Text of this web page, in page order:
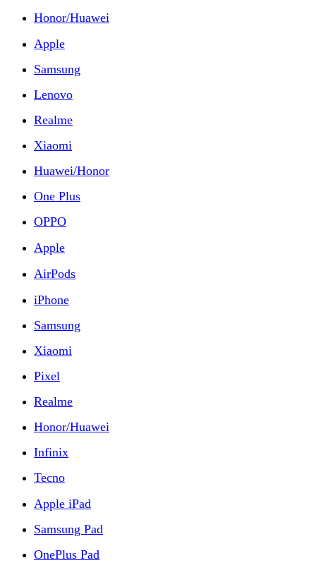
Honor/Huawei
Apple
Samsung
Lenovo
Realme
Xiaomi
Huawei/Honor
One Plus
OPPO
Apple
AirPods
iPhone
Samsung
Xiaomi
Pixel
Realme
Honor/Huawei
Infinix
Tecno
Apple iPad
Samsung Pad
OnePlus Pad